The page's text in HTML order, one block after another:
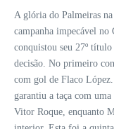
A glória do Palmeiras
campanha impecável no
conquistou seu 27º
decisão. No primeiro
com gol de Flaco
garantiu a taça com
Vitor Roque, enquanto